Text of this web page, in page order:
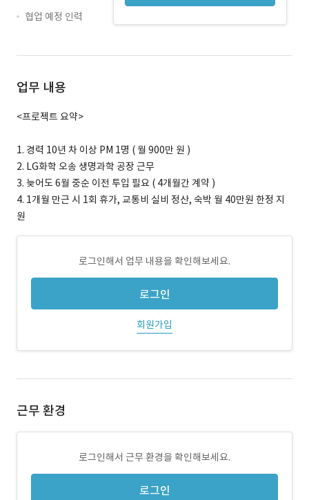
협업 예정 인력
업무 내용
<프로젝트 요약>
1. 경력 10년 차 이상 PM 1명 ( 월 900만 원 )
2. LG화학 오송 생명과학 공장 근무
3. 늦어도 6월 중순 이전 투입 필요 ( 4개월간 계약 )
4. 1개월 만근 시 1회 휴가, 교통비 실비 정산, 숙박 월 40만원 한정 지
원
로그인해서 업무 내용을 확인해보세요.
로그인
회원가입
근무 환경
로그인해서 근무 환경을 확인해보세요.
로그인